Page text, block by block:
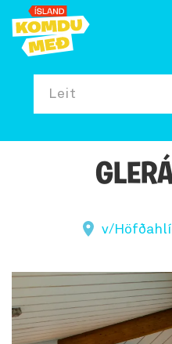
Leit
v/